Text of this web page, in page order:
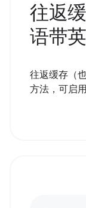
往返
语带
往返缓存（
方法，可启